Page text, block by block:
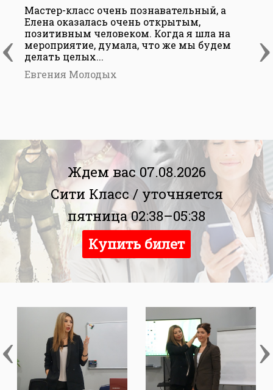
‹ ›
Мастер-класс очень познавательный, а
Елена оказалась очень открытым,
позитивным человеком. Когда я шла на
мероприятие, думала, что же мы будем
делать целых...
Евгения Молодых
Ждем вас 07.08.2026
Сити Класс / уточняется
пятница 02:38–05:38
Купить билет
‹ ›